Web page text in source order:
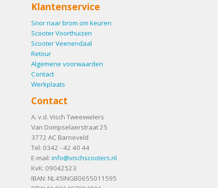
Klantenservice
Snor naar brom om keuren
Scooter Voorthuizen
Scooter Veenendaal
Retour
Algemene voorwaarden
Contact
Werkplaats
Contact
A. v.d. Visch Tweewielers
Van Dompselaerstraat 25
3772 AC Barneveld
Tel: 0342 - 42 40 44
E-mail: info@vischscooters.nl
KvK: 09042523
IBAN: NL45INGB0655011595